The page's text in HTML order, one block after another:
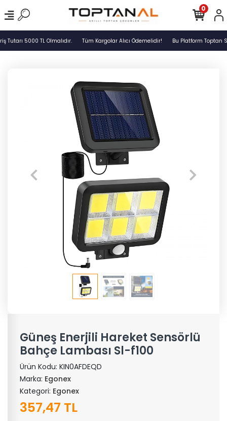
5000 TL Olmalıdır. Tüm Kargolar Alıcı Ödemelidir! Bu Platform Toptan
0
Güneş Enerjili Hareket Sensörlü
Bahçe Lambası Sl-f100
Ürün Kodu: KIN0AFDEQD
Marka: Egonex
Kategori: Egonex
357,47 TL